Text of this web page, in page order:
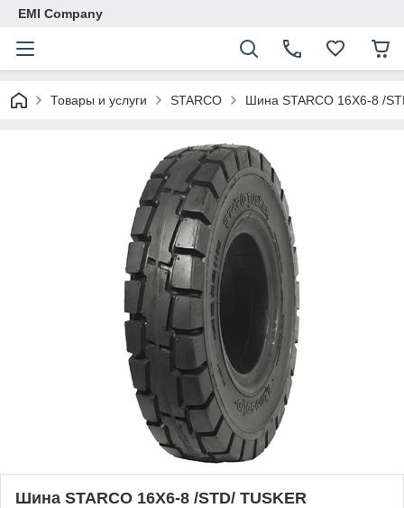
EMI Company
Товары и услуги STARCO Шина STARCO 16X6-8 /
Шина STARCO 16X6-8 /STD/ TUSKER